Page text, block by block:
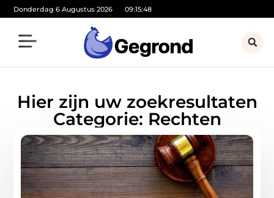
Donderdag 6 Augustus 2026 09:15:48
Hier zijn uw zoekresultaten
Categorie: Rechten